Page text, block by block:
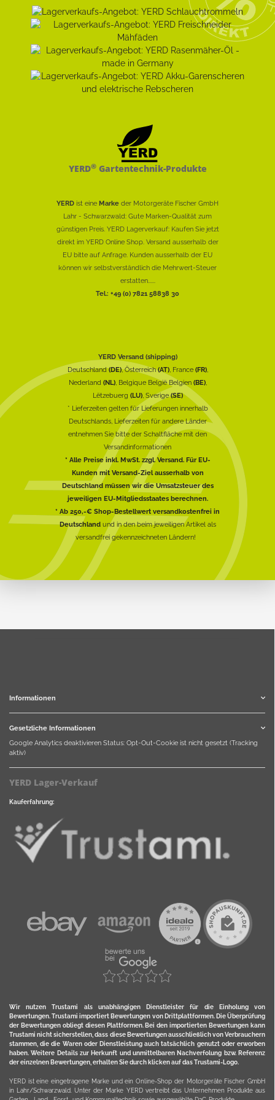
YERD®Gartentechnik-Produkte
YERD ist eine Marke der Motorgeräte Fischer GmbH
Lahr - Schwarzwald: Gute Marken-Qualität zum
günstigen Preis. YERD Lagerverkauf: Kaufen Sie jetzt
direkt im YERD Online Shop. Versand ausserhalb der
EU bitte auf Anfrage. Kunden ausserhalb der EU
können wir selbstverständlich die Mehrwert-Steuer
erstatten......
Tel.: +49 (0) 7821 58838 30
YERD Versand (shipping)
Deutschland(DE), Österreich(AT), France (FR),
Nederland (NL), Belgique België Belgien (BE),
Lëtzebuerg (LU), Sverige(SE)
* Lieferzeiten gelten für Lieferungen innerhalb
Deutschlands, Lieferzeiten für andere Länder
entnehmen Sie bitte der Schaltfläche mit den
Versandinformationen
* Alle Preise inkl. MwSt. zzgl. Versand. Für EU-
Kunden mit Versand-Ziel ausserhalb von
Deutschland müssen wir die Umsatzsteuer des
jeweiligen EU-Mitgliedsstaates berechnen.
* Ab 250,-€ Shop-Bestellwert versandkostenfrei in
Deutschlandund in den beim jeweiligen Artikel als
versandfrei gekennzeichneten Ländern!
Informationen
Gesetzliche Informationen
Google Analytics deaktivieren Status: Opt-Out-Cookie ist nicht gesetzt (Tracking
aktiv)
YERD Lager-Verkauf
Kauferfahrung:
Wir nutzen Trustami als unabhängigen Dienstleister für die Einholung von
Bewertungen. Trustami importiert Bewertungen von Drittplattformen. Die Überprüfung
der Bewertungen obliegt diesen Plattformen. Bei den importierten Bewertungen kann
Trustami nicht sicherstellen, dass diese Bewertungen ausschließlich von Verbrauchern
stammen, die die Waren oder Dienstleistung auch tatsächlich genutzt oder erworben
haben. Weitere Details zur Herkunft und unmittelbaren Nachverfolung bzw. Referenz
der einzelnen Bewertungen, erhalten Sie durch klicken auf das Trustami-Logo.
YERD ist eine eingetragene Marke und ein Online-Shop der Motorgeräte Fischer GmbH
in Lahr/Schwarzwald. Unter der Marke YERD vertreibt das Unternehmen Produkte aus